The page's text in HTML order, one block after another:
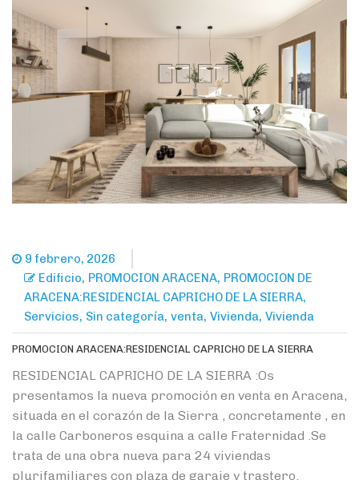
9 febrero, 2026
Edificio, PROMOCION ARACENA, PROMOCION DE
ARACENA:RESIDENCIAL CAPRICHO DE LA SIERRA,
Servicios, Sin categoría, venta, Vivienda, Vivienda
PROMOCION ARACENA:RESIDENCIAL CAPRICHO DE LA SIERRA
RESIDENCIAL CAPRICHO DE LA SIERRA :Os
presentamos la nueva promoción en venta en Aracena,
situada en el corazón de la Sierra , concretamente , en
la calle Carboneros esquina a calle Fraternidad .Se
trata de una obra nueva para 24 viviendas
plurifamiliares con plaza de garaje y trastero.